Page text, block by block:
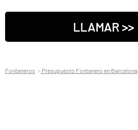
LLAMAR >>
Fontaneros Presupuesto Fontanero en Barcelona